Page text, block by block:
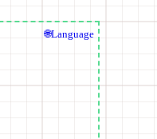
🌐Language